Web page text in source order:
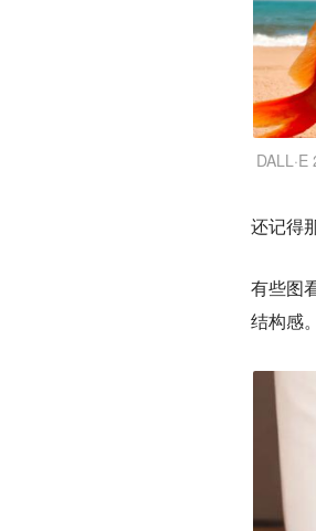
还记得
有些图
结构感。